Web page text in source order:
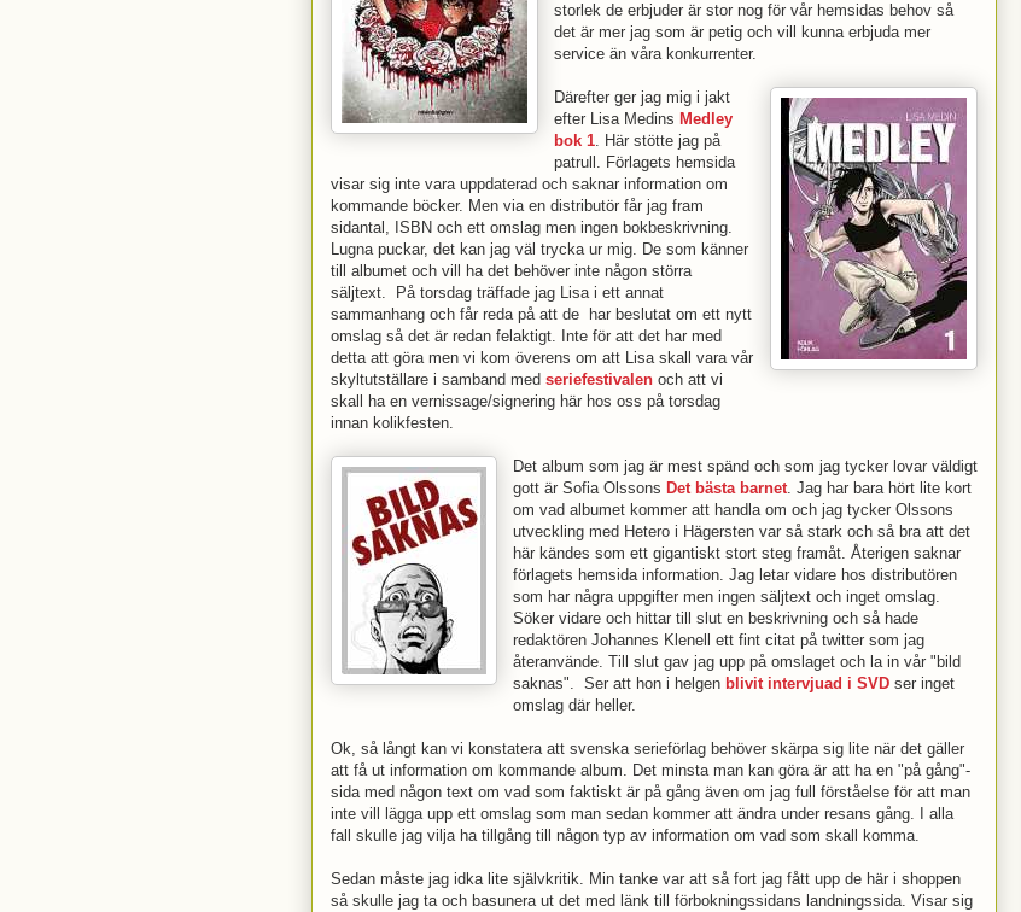
storlek de erbjuder är stor nog för vår hemsidas behov så
det är mer jag som är petig och vill kunna erbjuda mer
service än våra konkurrenter.
Därefter ger jag mig i jakt
efter Lisa Medins Medley
bok 1. Här stötte jag på
patrull. Förlagets hemsida
visar sig inte vara uppdaterad och saknar information om
kommande böcker. Men via en distributör får jag fram
sidantal, ISBN och ett omslag men ingen bokbeskrivning.
Lugna puckar, det kan jag väl trycka ur mig. De som känner
till albumet och vill ha det behöver inte någon störra
säljtext. På torsdag träffade jag Lisa i ett annat
sammanhang och får reda på att de har beslutat om ett nytt
omslag så det är redan felaktigt. Inte för att det har med
detta att göra men vi kom överens om att Lisa skall vara vår
skyltutställare i samband med seriefestivalen och att vi
skall ha en vernissage/signering här hos oss på torsdag
innan kolikfesten.
Det album som jag är mest spänd och som jag tycker lovar väldigt
gott är Sofia Olssons Det bästa barnet. Jag har bara hört lite kort
om vad albumet kommer att handla om och jag tycker Olssons
utveckling med Hetero i Hägersten var så stark och så bra att det
här kändes som ett gigantiskt stort steg framåt. Återigen saknar
förlagets hemsida information. Jag letar vidare hos distributören
som har några uppgifter men ingen säljtext och inget omslag.
Söker vidare och hittar till slut en beskrivning och så hade
redaktören Johannes Klenell ett fint citat på twitter som jag
återanvände. Till slut gav jag upp på omslaget och la in vår "bild
saknas". Ser att hon i helgen blivit intervjuad i SVD ser inget
omslag där heller.
Ok, så långt kan vi konstatera att svenska serieförlag behöver skärpa sig lite när det gäller
att få ut information om kommande album. Det minsta man kan göra är att ha en "på gång"-
sida med någon text om vad som faktiskt är på gång även om jag full förståelse för att man
inte vill lägga upp ett omslag som man sedan kommer att ändra under resans gång. I alla
fall skulle jag vilja ha tillgång till någon typ av information om vad som skall komma.
Sedan måste jag idka lite självkritik. Min tanke var att så fort jag fått upp de här i shoppen
så skulle jag ta och basunera ut det med länk till förbokningssidans landningssida. Visar sig